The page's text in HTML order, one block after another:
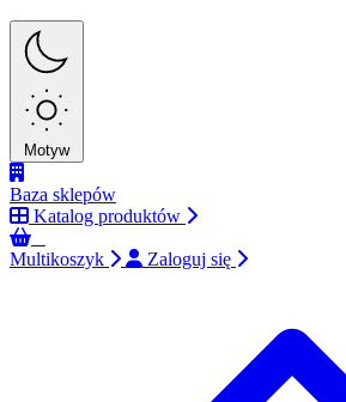
Motyw
Baza sklepów
Katalog produktów
Multikoszyk
Zaloguj się